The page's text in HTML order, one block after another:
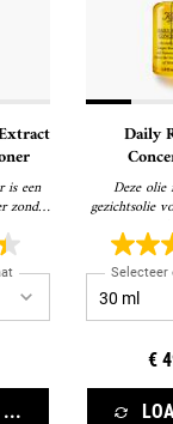
is een
zonder
...
Daily
Deze olie
gezichtsolie
en
Selecteer
€